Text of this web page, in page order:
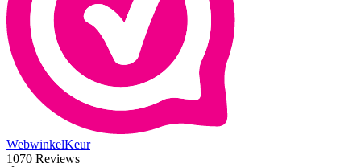
WebwinkelKeur
1070 Reviews